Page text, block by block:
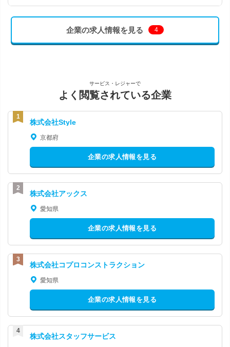
企業の求人情報を見る 4
サービス・レジャーで
よく閲覧されている企業
株式会社Style
京都府
企業の求人情報を見る
株式会社アックス
愛知県
企業の求人情報を見る
株式会社コプロコンストラクション
愛知県
企業の求人情報を見る
株式会社スタッフサービス